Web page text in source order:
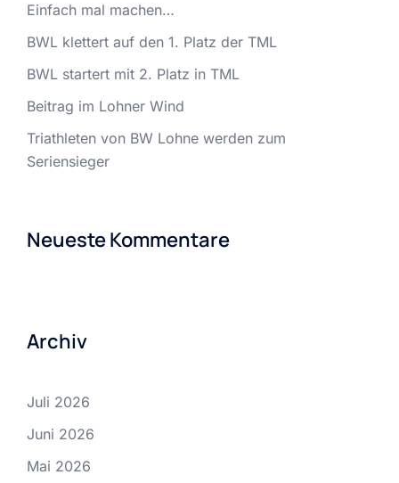
Einfach mal machen…
BWL klettert auf den 1. Platz der TML
BWL startert mit 2. Platz in TML
Beitrag im Lohner Wind
Triathleten von BW Lohne werden zum
Seriensieger
Neueste Kommentare
Archiv
Juli 2026
Juni 2026
Mai 2026